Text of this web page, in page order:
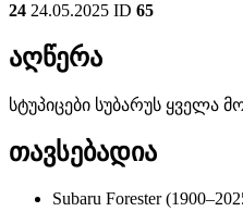
24 24.05.2025 ID 65
აღწერა
სტუპიცები სუბარუს ყველა
თავსებადია
Subaru Forester